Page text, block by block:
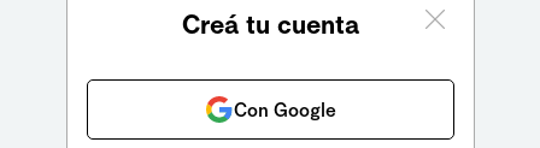
Creá tu cuenta
Con Google